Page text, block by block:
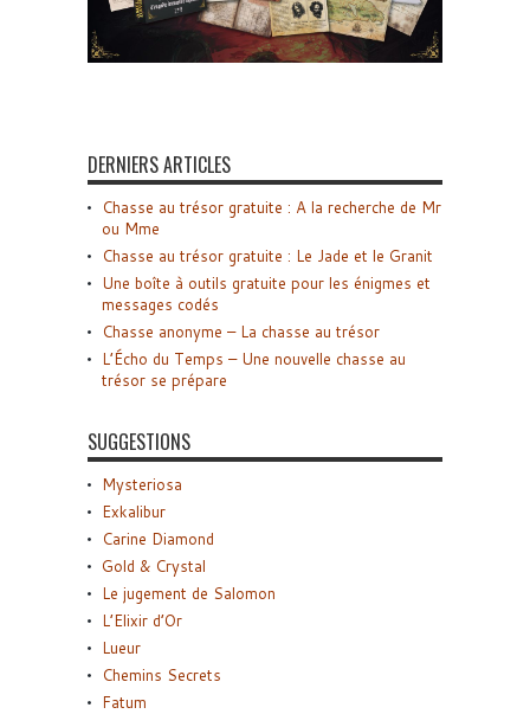
DERNIERS ARTICLES
Chasse au trésor gratuite : A la recherche de Mr
ou Mme
Chasse au trésor gratuite : Le Jade et le Granit
Une boîte à outils gratuite pour les énigmes et
messages codés
Chasse anonyme – La chasse au trésor
L’Écho du Temps – Une nouvelle chasse au
trésor se prépare
SUGGESTIONS
Mysteriosa
Exkalibur
Carine Diamond
Gold & Crystal
Le jugement de Salomon
L’Elixir d’Or
Lueur
Chemins Secrets
Fatum